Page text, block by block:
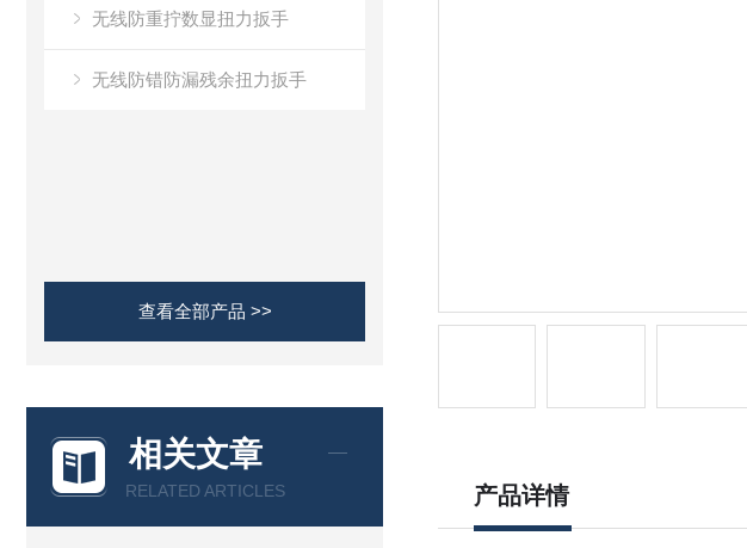
无线防重拧数显扭力扳手
无线防错防漏残余扭力扳手
查看全部产品 >>
相关文章
RELATED ARTICLES 产品详情